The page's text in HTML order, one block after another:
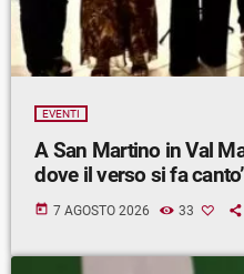
EVENTI
A San Martino in Val
dove il verso si fa
today 7 AGOSTO 2026 33